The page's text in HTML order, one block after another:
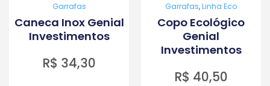
Garrafas
Caneca Inox Genial
Investimentos
R$ 34,30
Garrafas,Linha Eco
Copo Ecológico
Genial
Investimentos
R$ 40,50